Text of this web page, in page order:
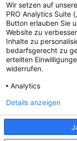
PRESSEINFOS
Fotos & Media
Digitale
Patientenaktionen
DKMS
DKMS Donor
IBAN:
BIC:
Wir setzen auf
PRO Analytics Suite
Button erlauben Sie
Website zu
Inhalte zu
bedarfsgerecht zu
erteilten
widerrufen.
Analytics
Details anzeigen